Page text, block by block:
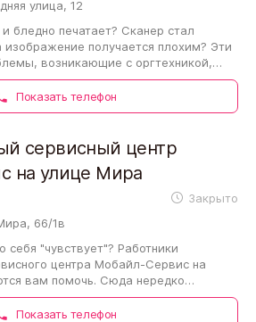
улица, 12
бледно печатает? Сканер стал
изображение получается плохим? Эти
возникающие с оргтехникой,
центре…
Показать телефон
Закрыто
сервисный центр
на улице Мира
66/1в
"чувствует"? Работники
центра Мобайл-Сервис на
вам помочь. Сюда нередко
поломками, как неисправность…
Показать телефон